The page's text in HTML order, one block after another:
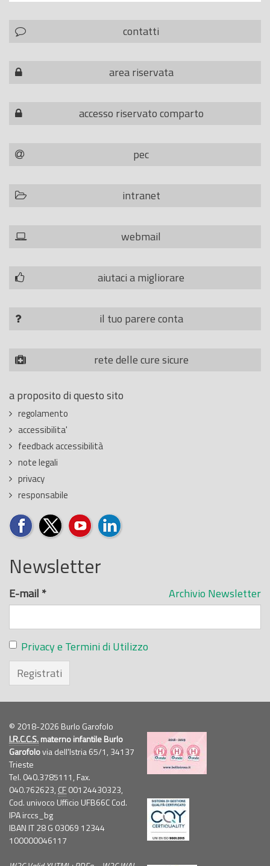
contatti
area riservata
accesso riservato comparto
pec
intranet
webmail
aiutaci a migliorare
il tuo parere conta
rete delle cure sicure
a proposito di questo sito
regolamento
accessibilita'
feedback accessibilità
note legali
privacy
responsabile
Newsletter
Archivio Newsletter
E-mail *
Privacy e Termini di Utilizzo
Registrati
© 2018-2026 Burlo Garofolo
I.R.C.C.S.materno infantile Burlo
Garofolovia dell'Istria 65/1, 34137
Trieste
Tel. 040.3785111, Fax.
040.762623, CF00124430323,
Cod. univoco Ufficio UFB66C Cod.
IPA irccs_bg
IBAN IT 28 G 03069 12344
100000046117